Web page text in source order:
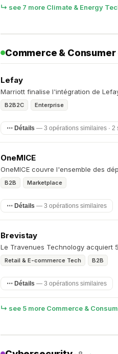
↳ see 7 more Climate & Energy
Commerce & Consumer
Lefay
Marriott finalise l'intégration de
B2B2C Enterprise
⋯ Détails — 3 opérations similaires · 2
OneMICE
OneMICE couvre l'ensemble des
B2B Marketplace
⋯ Détails — 3 opérations similaires
Brevistay
Le Travenues Technology acquiert
Retail & E-commerce Tech B2B
⋯ Détails — 3 opérations similaires
↳ see 5 more Commerce &